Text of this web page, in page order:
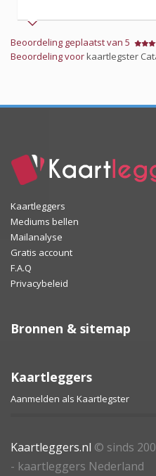
Beoordeling geplaatst van 5
Beoordeling voorkaartlegster
Kaartleggers
Mediums bellen
Mailanalyse
Gratis account
F.A.Q
Privacybeleid
Bronnen & sitemap
Kaartleggers
Aanmelden als Kaartlegster
Kaartleggers.nl © sinds
- kaartleggers Nederland